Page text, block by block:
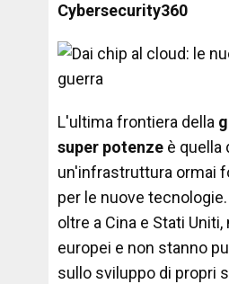
Cybersecurity360
L'ultima frontiera della
super potenze è quella
un'infrastruttura ormai
per le nuove
oltre a Cina e Stati
europei e non stanno
sullo sviluppo di propri